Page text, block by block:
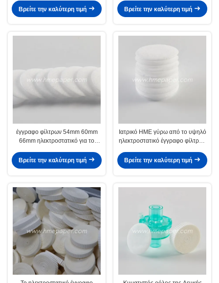
φίλτρων
Βρείτε την καλύτερη τιμή
ηλεκτροστατική και ανταλλάκτης
υγρασίας
Βρείτε την καλύτερη τιμή
έγγραφο φίλτρων 54mm 60mm
66mm ηλεκτροστατικό για το
Βρείτε την καλύτερη τιμή
Ιατρικό HME γύρω από το υψηλό
ηλεκτροστατικό έγγραφο φίλτρων
VFE≥99.99%
Βρείτε την καλύτερη τιμή